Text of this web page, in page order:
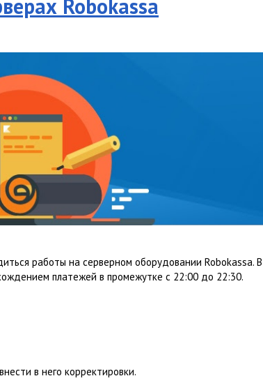
Robokassa
работы на серверном оборудовании Robokassa. В
платежей в промежутке с 22:00 до 22:30.
в него корректировки.